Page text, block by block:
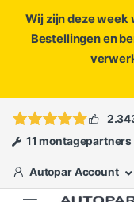
Wij zijn deze
Bestellingen en
11
Autopar Account